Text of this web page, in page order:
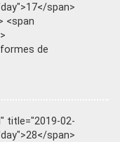
span>
<span
de
title="2019-02-
span>